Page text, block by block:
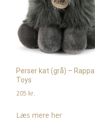
Perser kat (grå) – Rappa
Toys
205 kr.
Læs mere her